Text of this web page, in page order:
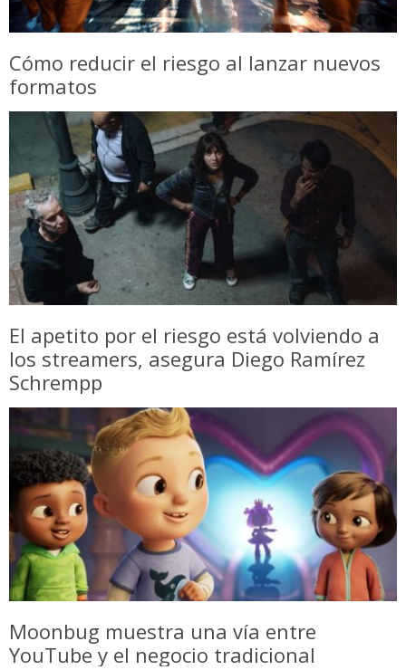
Cómo reducir el riesgo al lanzar nuevos
formatos
El apetito por el riesgo está volviendo a
los streamers, asegura Diego Ramírez
Schrempp
Moonbug muestra una vía entre
YouTube y el negocio tradicional